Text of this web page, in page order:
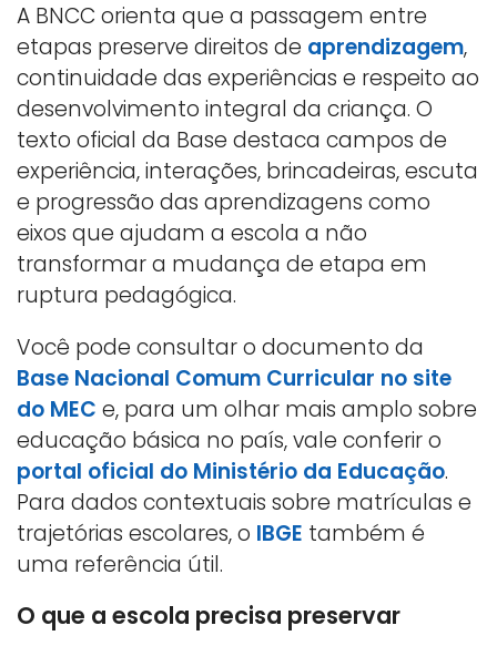
A BNCC orienta que a passagem entre
etapas preserve direitos de aprendizagem,
continuidade das experiências e respeito ao
desenvolvimento integral da criança. O
texto oficial da Base destaca campos de
experiência, interações, brincadeiras, escuta
e progressão das aprendizagens como
eixos que ajudam a escola a não
transformar a mudança de etapa em
ruptura pedagógica.
Você pode consultar o documento da
Base Nacional Comum Curricular no site
do MEC e, para um olhar mais amplo sobre
educação básica no país, vale conferir o
portal oficial do Ministério da Educação.
Para dados contextuais sobre matrículas e
trajetórias escolares, o IBGE também é
uma referência útil.
O que a escola precisa preservar